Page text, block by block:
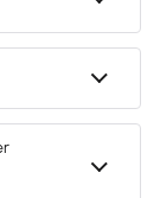
mit
geleistete
davon